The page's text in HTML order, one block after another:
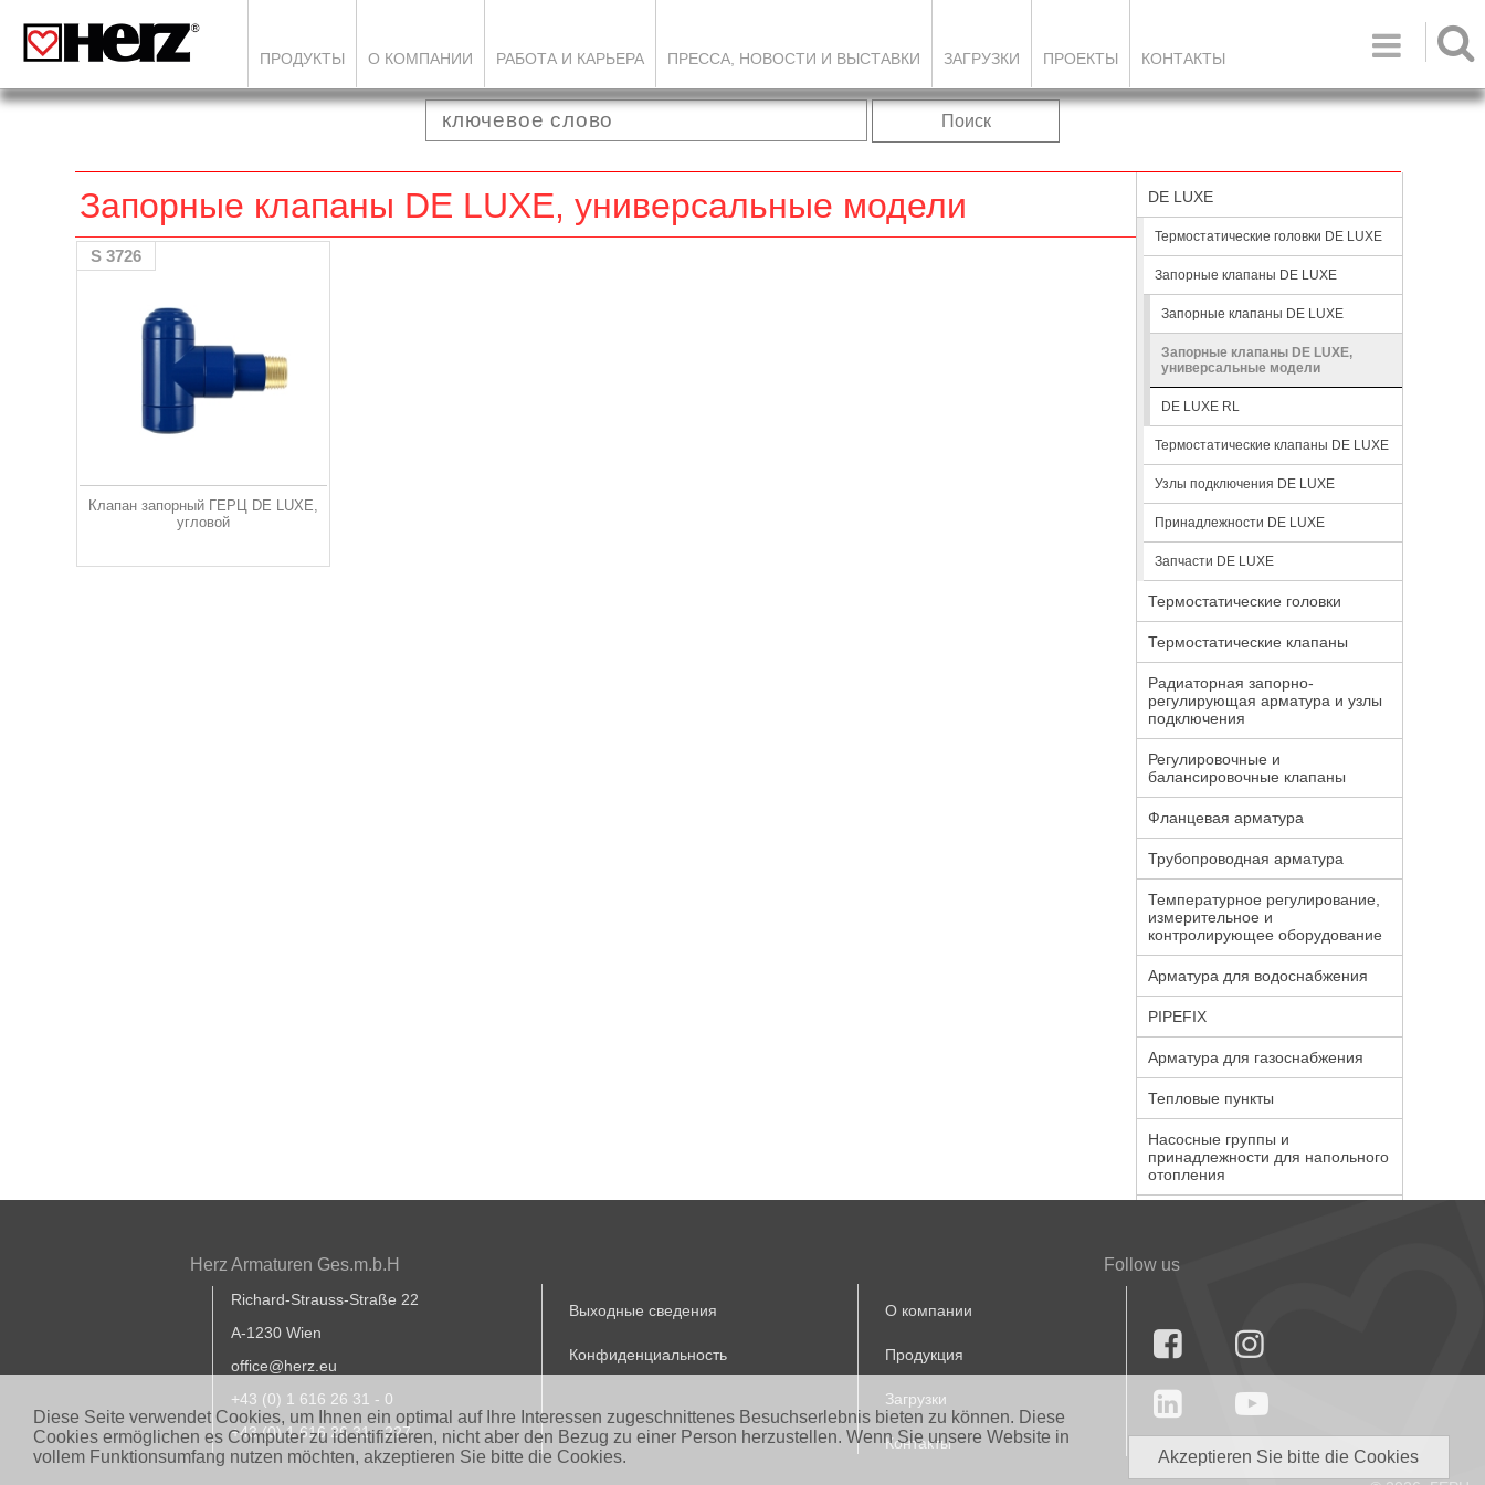
Diese Seite verwendet Cookies, um Ihnen ein optimal auf Ihre Interessen zugeschnittenes Besuchserlebnis bieten zu können. Diese
Cookies ermöglichen es Computer zu identifizieren, nicht aber den Bezug zu einer Person herzustellen. Wenn Sie unsere Website in
vollem Funktionsumfang nutzen möchten, akzeptieren Sie bitte die Cookies.
Akzeptieren Sie bitte die Cookies

ПРОДУКТЫ О КОМПАНИИ РАБОТА И КАРЬЕРА ПРЕССА, НОВОСТИ И ВЫСТАВКИ ЗАГРУЗКИ ПРОЕКТЫ КОНТАКТЫ
Поиск
Запорные клапаны DE LUXE, универсальные модели
S 3726
Клапан запорный ГЕРЦ DE LUXE,
угловой
DE LUXE
Термостатические головки DE LUXE
Запорные клапаны DE LUXE
Запорные клапаны DE LUXE
Запорные клапаны DE LUXE,
универсальные модели
DE LUXE RL
Термостатические клапаны DE LUXE
Узлы подключения DE LUXE
Принадлежности DE LUXE
Запчасти DE LUXE
Термостатические головки
Термостатические клапаны
Радиаторная запорно-
регулирующая арматура и узлы
подключения
Регулировочные и
балансировочные клапаны
Фланцевая арматура
Трубопроводная арматура
Температурное регулирование,
измерительное и
контролирующее оборудование
Арматура для водоснабжения
PIPEFIX
Арматура для газоснабжения
Тепловые пункты
Насосные группы и
принадлежности для напольного
отопления
Herz Armaturen Ges.m.b.H
Richard-Strauss-Straße 22
A-1230 Wien
office@herz.eu
+43 (0) 1 616 26 31 - 0
+43 (0) 1 616 26 31 - 227
Выходные сведения
Конфиденциальность
О компании
Продукция
Загрузки
Контакты
Follow us



